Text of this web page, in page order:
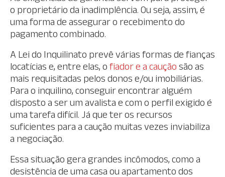
o proprietário da inadimplência. Ou seja, assim, é
uma forma de assegurar o recebimento do
pagamento combinado.
A Lei do Inquilinato prevê várias formas de fianças
locatícias e, entre elas, o fiador e a caução são as
mais requisitadas pelos donos e/ou imobiliárias.
Para o inquilino, conseguir encontrar alguém
disposto a ser um avalista e com o perfil exigido é
uma tarefa difícil. Já que ter os recursos
suficientes para a caução muitas vezes inviabiliza
a negociação.
Essa situação gera grandes incômodos, como a
desistência de uma casa ou apartamento dos